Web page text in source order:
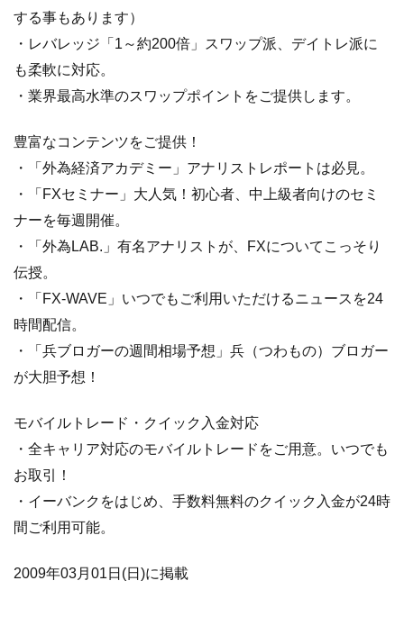
する事もあります）
・レバレッジ「1～約200倍」スワップ派、デイトレ派に
も柔軟に対応。
・業界最高水準のスワップポイントをご提供します。
豊富なコンテンツをご提供！
・「外為経済アカデミー」アナリストレポートは必見。
・「FXセミナー」大人気！初心者、中上級者向けのセミ
ナーを毎週開催。
・「外為LAB.」有名アナリストが、FXについてこっそり
伝授。
・「FX-WAVE」いつでもご利用いただけるニュースを24
時間配信。
・「兵ブロガーの週間相場予想」兵（つわもの）ブロガー
が大胆予想！
モバイルトレード・クイック入金対応
・全キャリア対応のモバイルトレードをご用意。いつでも
お取引！
・イーバンクをはじめ、手数料無料のクイック入金が24時
間ご利用可能。
2009年03月01日(日)に掲載